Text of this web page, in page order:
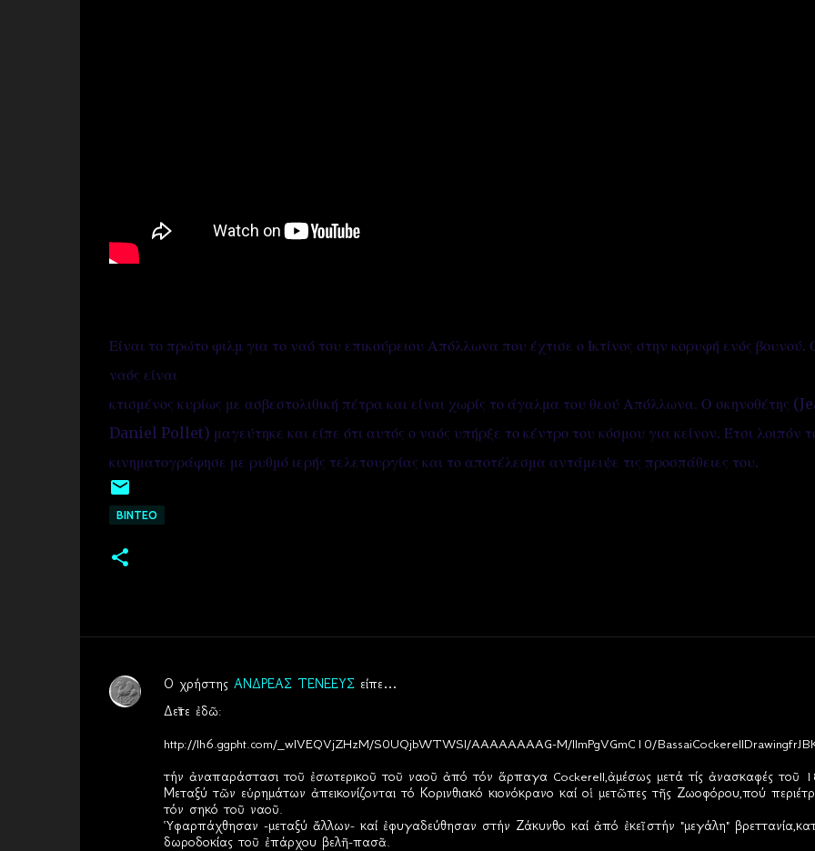
Είναι το πρώτο φιλμ για το ναό του επικούρειου Απόλλωνα που έχτισε ο Ικτίνος στην κορυφή ενός βουνού.
ναός είναι
κτισμένος κυρίως με ασβεστολιθική πέτρα και είναι χωρίς το άγαλμα του θεού Απόλλωνα. Ο σκηνοθέτης
Daniel Pollet) μαγεύτηκε και είπε ότι αυτός ο ναός υπήρξε το κέντρο του κόσμου για κείνον. Έτσι λοιπόν
κινηματογράφησε με ρυθμό ιερής τελετουργίας και το αποτέλεσμα αντάμειψε τις προσπάθειες του.
ΒΙΝΤΕΟ
Σ
Ο χρήστης ΑΝΔΡΕΑΣ ΤΕΝΕΕΥΣείπε…
Δεῖτε ἐδῶ:
http://lh6.ggpht.com/_wIVEQVjZHzM/S0UQjbWTWSI/AAAAAAAAG-M/llmPgVGmC10/
τήν ἀναπαράστασι τοῦ ἐσωτερικοῦ τοῦ ναοῦ ἀπό τόν ἅρπαγα Cockerell,ἀμέσως μετά τίς ἀνασκαφές τοῦ
Μεταξύ τῶν εὑρημάτων ἀπεικονίζονται τό Κορινθιακό κιονόκρανο καί οἱ μετῶπες τῆς Ζωοφόρου,πού
τόν σηκό τοῦ ναοῦ.
Ὑφαρπάχθησαν -μεταξύ ἄλλων- καί ἐφυγαδεύθησαν στήν Ζάκυνθο καί ἀπό ἐκεῖ στήν "μεγάλη"
δωροδοκίας τοῦ ἐπάρχου βελῆ-πασᾶ.